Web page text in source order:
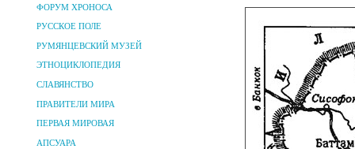
ФОРУМ ХРОНОСА
РУССКОЕ ПОЛЕ
РУМЯНЦЕВСКИЙ МУЗЕЙ
ЭТНОЦИКЛОПЕДИЯ
СЛАВЯНСТВО
ПРАВИТЕЛИ МИРА
ПЕРВАЯ МИРОВАЯ
АПСУАРА